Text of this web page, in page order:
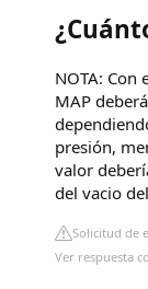
NOTA: Con
MAP
presión,
valor
del vacio
Solicitud de
Ver respuesta